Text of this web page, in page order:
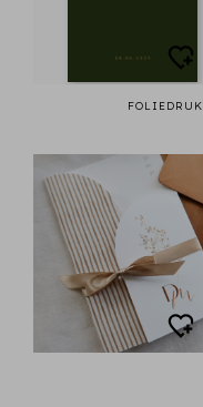
FOLIEDRUK